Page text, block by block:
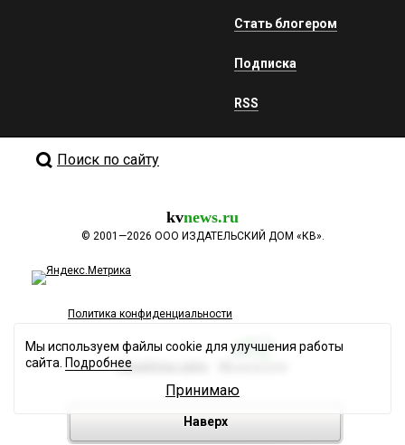
Стать блогером
Подписка
RSS
Поиск по сайту
kvnews.ru
© 2001—2026 ООО ИЗДАТЕЛЬСКИЙ ДОМ «КВ».
Политика конфиденциальности
Разработка сайта
Наверх
Мы используем файлы cookie для улучшения работы
сайта. Подробнее
Принимаю